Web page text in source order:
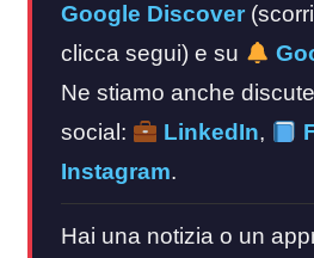
Google Discover
clicca segui) e su
Ne stiamo anche
social:
LinkedIn,
Instagram.
Hai una notizia o un